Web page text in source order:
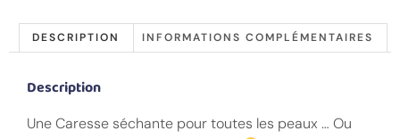
DESCRIPTION INFORMATIONS COMPLÉMENTAIRES
Description
Une Caresse séchante pour toutes les peaux … Ou